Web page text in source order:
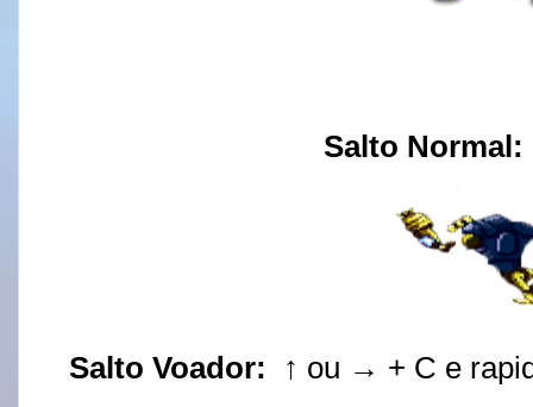
Salto Normal:
Salto Voador: ↑ ou → + C e